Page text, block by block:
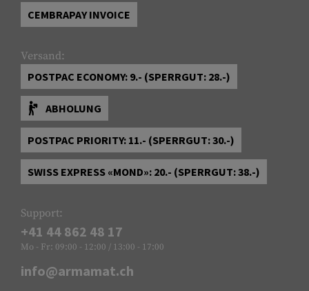
CEMBRAPAY INVOICE
Versand:
POSTPAC ECONOMY: 9.- (SPERRGUT: 28.-)
ABHOLUNG
POSTPAC PRIORITY: 11.- (SPERRGUT: 30.-)
SWISS EXPRESS «MOND»: 20.- (SPERRGUT: 38.-)
Support:
+41 44 862 48 17
Mo - Fr: 09:00 - 12:00 / 13:00 - 17:00
info@armamat.ch